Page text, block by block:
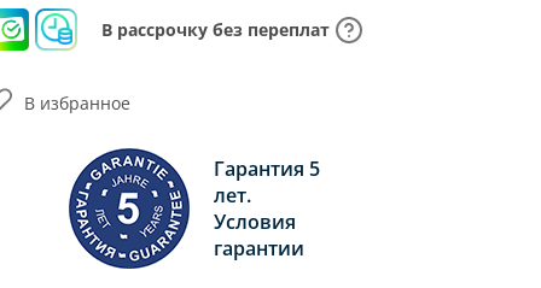
В рассрочку без переплат
Гарантия 5
лет.
Условия
гарантии
В избранное